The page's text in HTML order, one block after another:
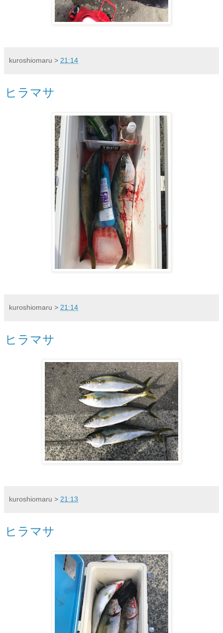
kuroshiomaru > 21:14
ヒラマサ
kuroshiomaru > 21:14
ヒラマサ
kuroshiomaru > 21:13
ヒラマサ